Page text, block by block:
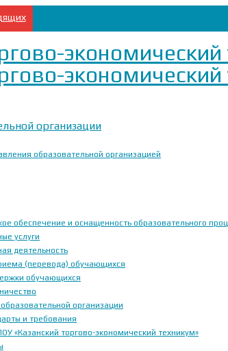
организации
образовательной организацией
обеспечение и оснащенность образовательного
услуги
деятельность
(перевода) обучающихся
обучающихся
организации
и требования
«Казанский торгово-экономический техникум»